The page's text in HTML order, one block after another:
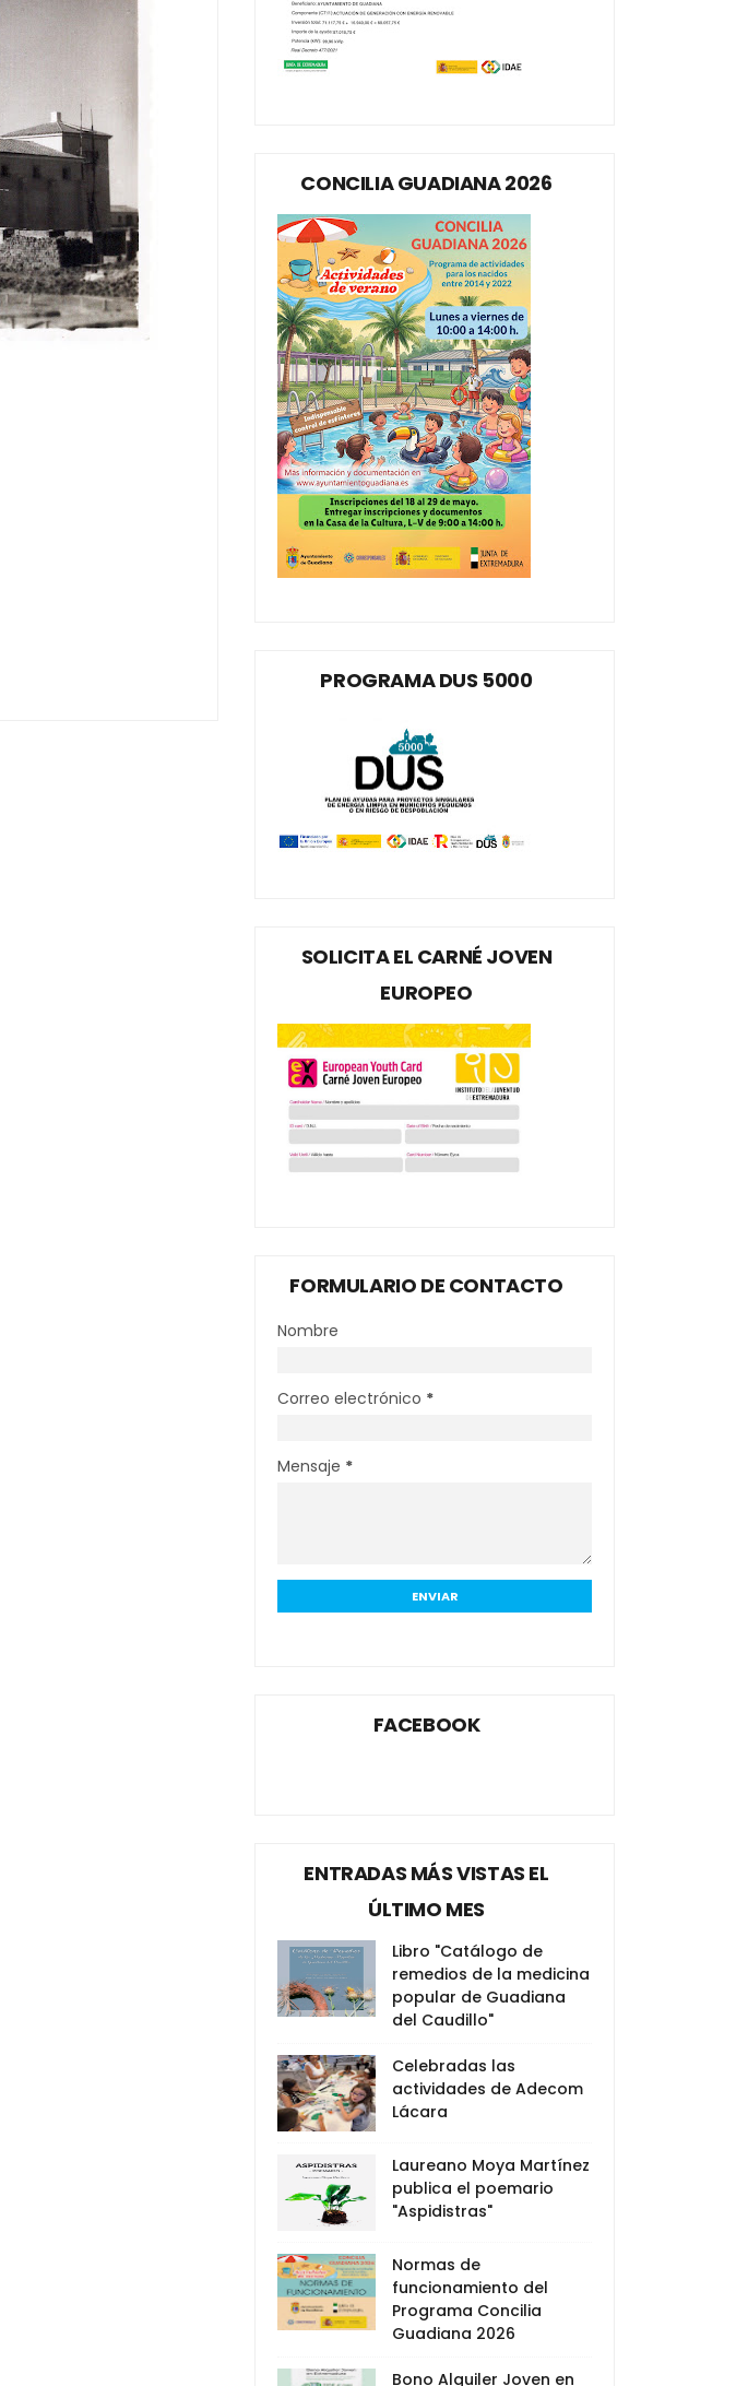
CONCILIA GUADIANA 2026
PROGRAMA DUS 5000
SOLICITA EL CARNÉ JOVEN
EUROPEO
FORMULARIO DE CONTACTO
Nombre
Correo electrónico *
Mensaje *
FACEBOOK
ENTRADAS MÁS VISTAS EL
ÚLTIMO MES
Libro "Catálogo de
remedios de la medicina
popular de Guadiana
del Caudillo"
Celebradas las
actividades de Adecom
Lácara
Laureano Moya Martínez
publica el poemario
"Aspidistras"
Normas de
funcionamiento del
Programa Concilia
Guadiana 2026
Bono Alquiler Joven en